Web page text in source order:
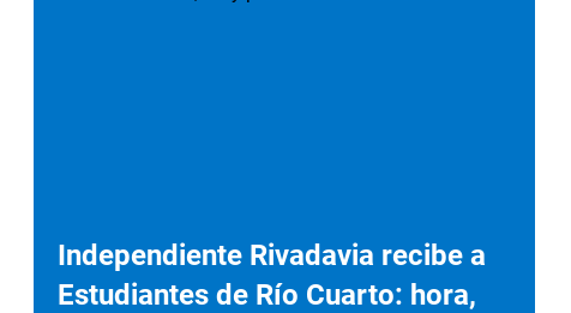
Independiente Rivadavia recibe a
Estudiantes de Río Cuarto: hora,